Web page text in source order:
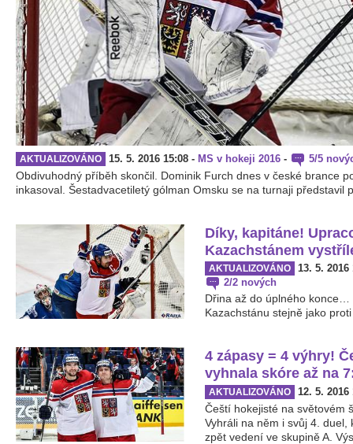
AKTUALIZOVÁNO 15. 5. 2016 15:08 - MS v hokeji 2016 - 5/5
Obdivuhodný příběh skončil. Dominik Furch dnes v české brance
inkasoval. Šestadvacetiletý gólman Omsku se na turnaji představil
Díky, kapitáne!
Kazachstánem
AKTUALIZOVÁNO
13. 5. 2016
2/2 nových
Dřina až do úplného
Kazachstánu stejně jako
4 zápasy = 4 výhry!
vyhnala skóre až na
AKTUALIZOVÁNO 12. 5. 2016
Čeští hokejisté na světovém
Vyhráli na něm i svůj 4. duel,
zpět vedení ve skupině A.